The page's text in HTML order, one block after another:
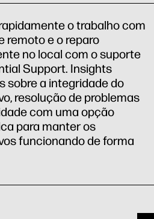
o trabalho com
remoto e o reparo
no local com o suporte
Support. Insights
sobre a integridade do
resolução de problemas
com uma opção
para manter os
funcionando de forma